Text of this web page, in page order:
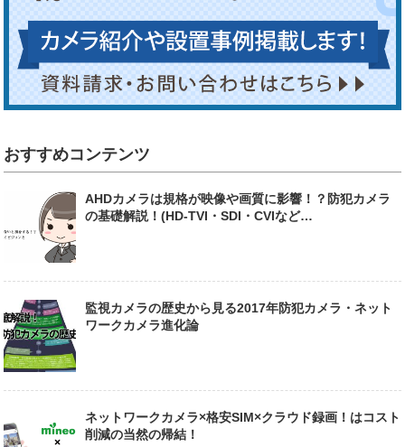
おすすめコンテンツ
AHDカメラは規格が映像や画質に影響！？防犯カメラ
の基礎解説！(HD-TVI・SDI・CVIなど…
監視カメラの歴史から見る2017年防犯カメラ・ネット
ワークカメラ進化論
ネットワークカメラ×格安SIM×クラウド録画！はコスト
削減の当然の帰結！